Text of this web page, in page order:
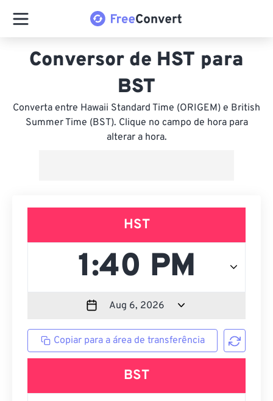
Conversor de HST para
BST
Converta entre Hawaii Standard Time (ORIGEM) e British
Summer Time (BST). Clique no campo de hora para
alterar a hora.
HST
Copiar para a área de transferência
BST